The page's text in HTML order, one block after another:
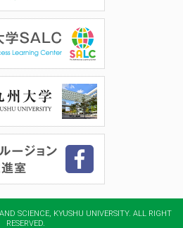
SCIENCE, KYUSHU UNIVERSITY. ALL RIGHT
RESERVED.